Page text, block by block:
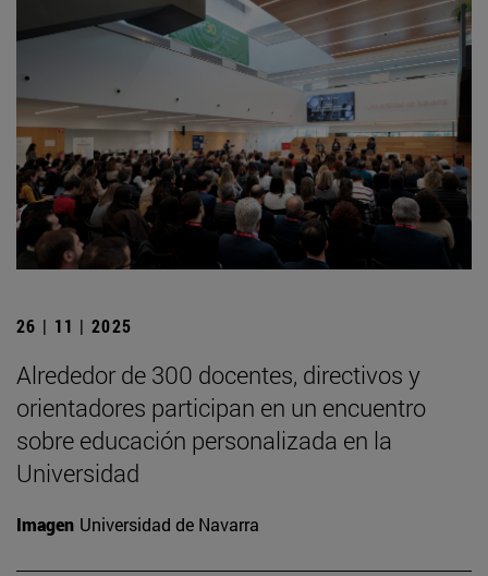
26 | 11 | 2025
Alrededor de 300 docentes, directivos y
orientadores participan en un encuentro
sobre educación personalizada en la
Universidad
Imagen Universidad de Navarra